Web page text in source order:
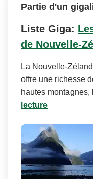
Partie d'un
Liste Giga:
de Nouvelle-
La Nouvelle-
offre une richesse
hautes
lecture